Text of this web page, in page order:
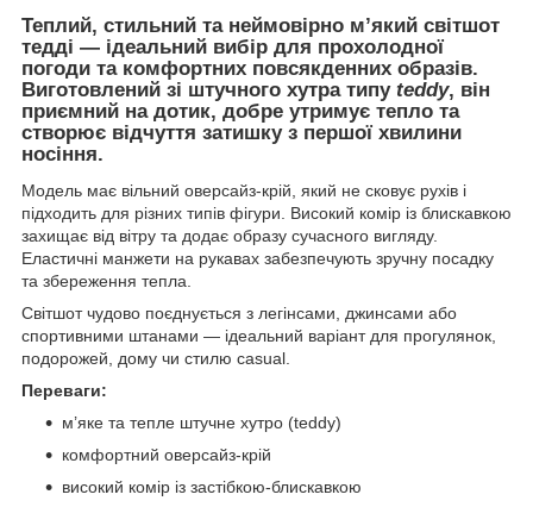
Теплий, стильний та неймовірно м’який світшот
тедді — ідеальний вибір для прохолодної
погоди та комфортних повсякденних образів.
Виготовлений зі штучного хутра типу teddy, він
приємний на дотик, добре утримує тепло та
створює відчуття затишку з першої хвилини
носіння.
Модель має вільний оверсайз-крій, який не сковує рухів і
підходить для різних типів фігури. Високий комір із блискавкою
захищає від вітру та додає образу сучасного вигляду.
Еластичні манжети на рукавах забезпечують зручну посадку
та збереження тепла.
Світшот чудово поєднується з легінсами, джинсами або
спортивними штанами — ідеальний варіант для прогулянок,
подорожей, дому чи стилю casual.
Переваги:
м’яке та тепле штучне хутро (teddy)
комфортний оверсайз-крій
високий комір із застібкою-блискавкою